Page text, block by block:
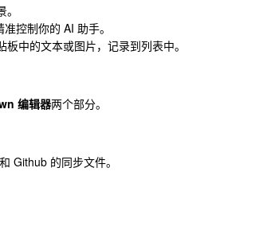
控制你的 AI 助手。
板中的文本或图片，记录到列表中。
编辑器两个部分。
Github 的同步文件。